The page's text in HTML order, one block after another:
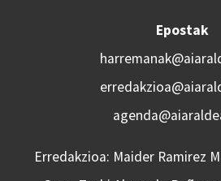
Epostak
Erredakzioa: Maider Ramirez